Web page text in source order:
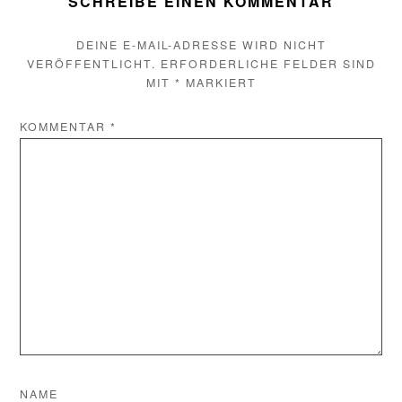
DEINE E-MAIL-ADRESSE WIRD NICHT
VERÖFFENTLICHT. ERFORDERLICHE FELDER SIND
MIT * MARKIERT
KOMMENTAR*
NAME